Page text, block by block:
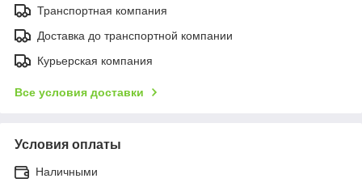
Транспортная компания
Доставка до транспортной компании
Курьерская компания
Все условия доставки
Условия оплаты
Наличными